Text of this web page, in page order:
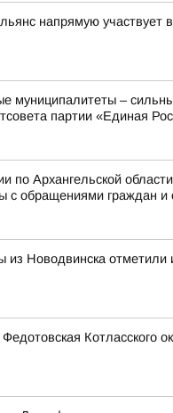
напрямую участвует
–
партии «Единая
по Архангельской
с обращениями граждан и
из Новодвинска
Котласского